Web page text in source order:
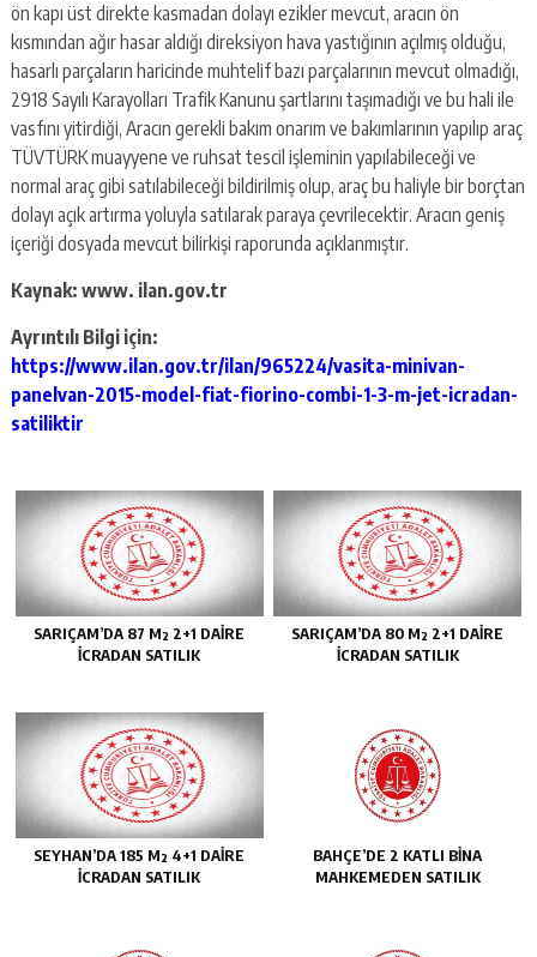
ön kapı üst direkte kasmadan dolayı ezikler mevcut, aracın ön
kısmından ağır hasar aldığı direksiyon hava yastığının açılmış olduğu,
hasarlı parçaların haricinde muhtelif bazı parçalarının mevcut olmadığı,
2918 Sayılı Karayolları Trafik Kanunu şartlarını taşımadığı ve bu hali ile
vasfını yitirdiği, Aracın gerekli bakım onarım ve bakımlarının yapılıp araç
TÜVTÜRK muayyene ve ruhsat tescil işleminin yapılabileceği ve
normal araç gibi satılabileceği bildirilmiş olup, araç bu haliyle bir borçtan
dolayı açık artırma yoluyla satılarak paraya çevrilecektir. Aracın geniş
içeriği dosyada mevcut bilirkişi raporunda açıklanmıştır.
Kaynak: www. ilan.gov.tr
Ayrıntılı Bilgi için:
https://www.ilan.gov.tr/ilan/965224/vasita-minivan-
panelvan-2015-model-fiat-fiorino-combi-1-3-m-jet-icradan-
satiliktir
SARIÇAM’DA 87 M² 2+1 DAİRE
İCRADAN SATILIK
SARIÇAM’DA 80 M² 2+1 DAİRE
İCRADAN SATILIK
SEYHAN’DA 185 M² 4+1 DAİRE
İCRADAN SATILIK
BAHÇE’DE 2 KATLI BİNA
MAHKEMEDEN SATILIK